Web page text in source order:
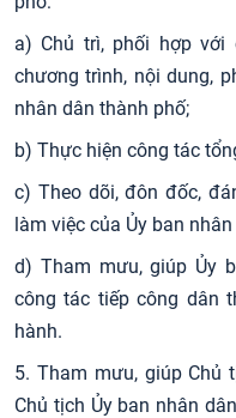
a) Chủ trì, phối hợp với
chương trình, nội dung,
nhân dân thành phố;
b) Thực hiện công tác
c) Theo dõi, đôn đốc,
làm việc của Ủy ban
d) Tham mưu, giúp Ủy
công tác tiếp công dân
hành.
5. Tham mưu, giúp Chủ
Chủ tịch Ủy ban nhân